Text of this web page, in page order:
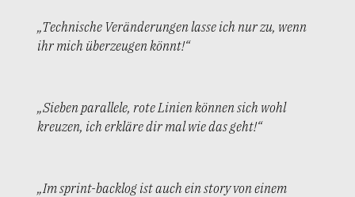
„Technische Veränderungen lasse ich nur zu, wenn
ihr mich überzeugen könnt!“
„Sieben parallele, rote Linien können sich wohl
kreuzen, ich erkläre dir mal wie das geht!“
„Im sprint-backlog ist auch ein story von einem